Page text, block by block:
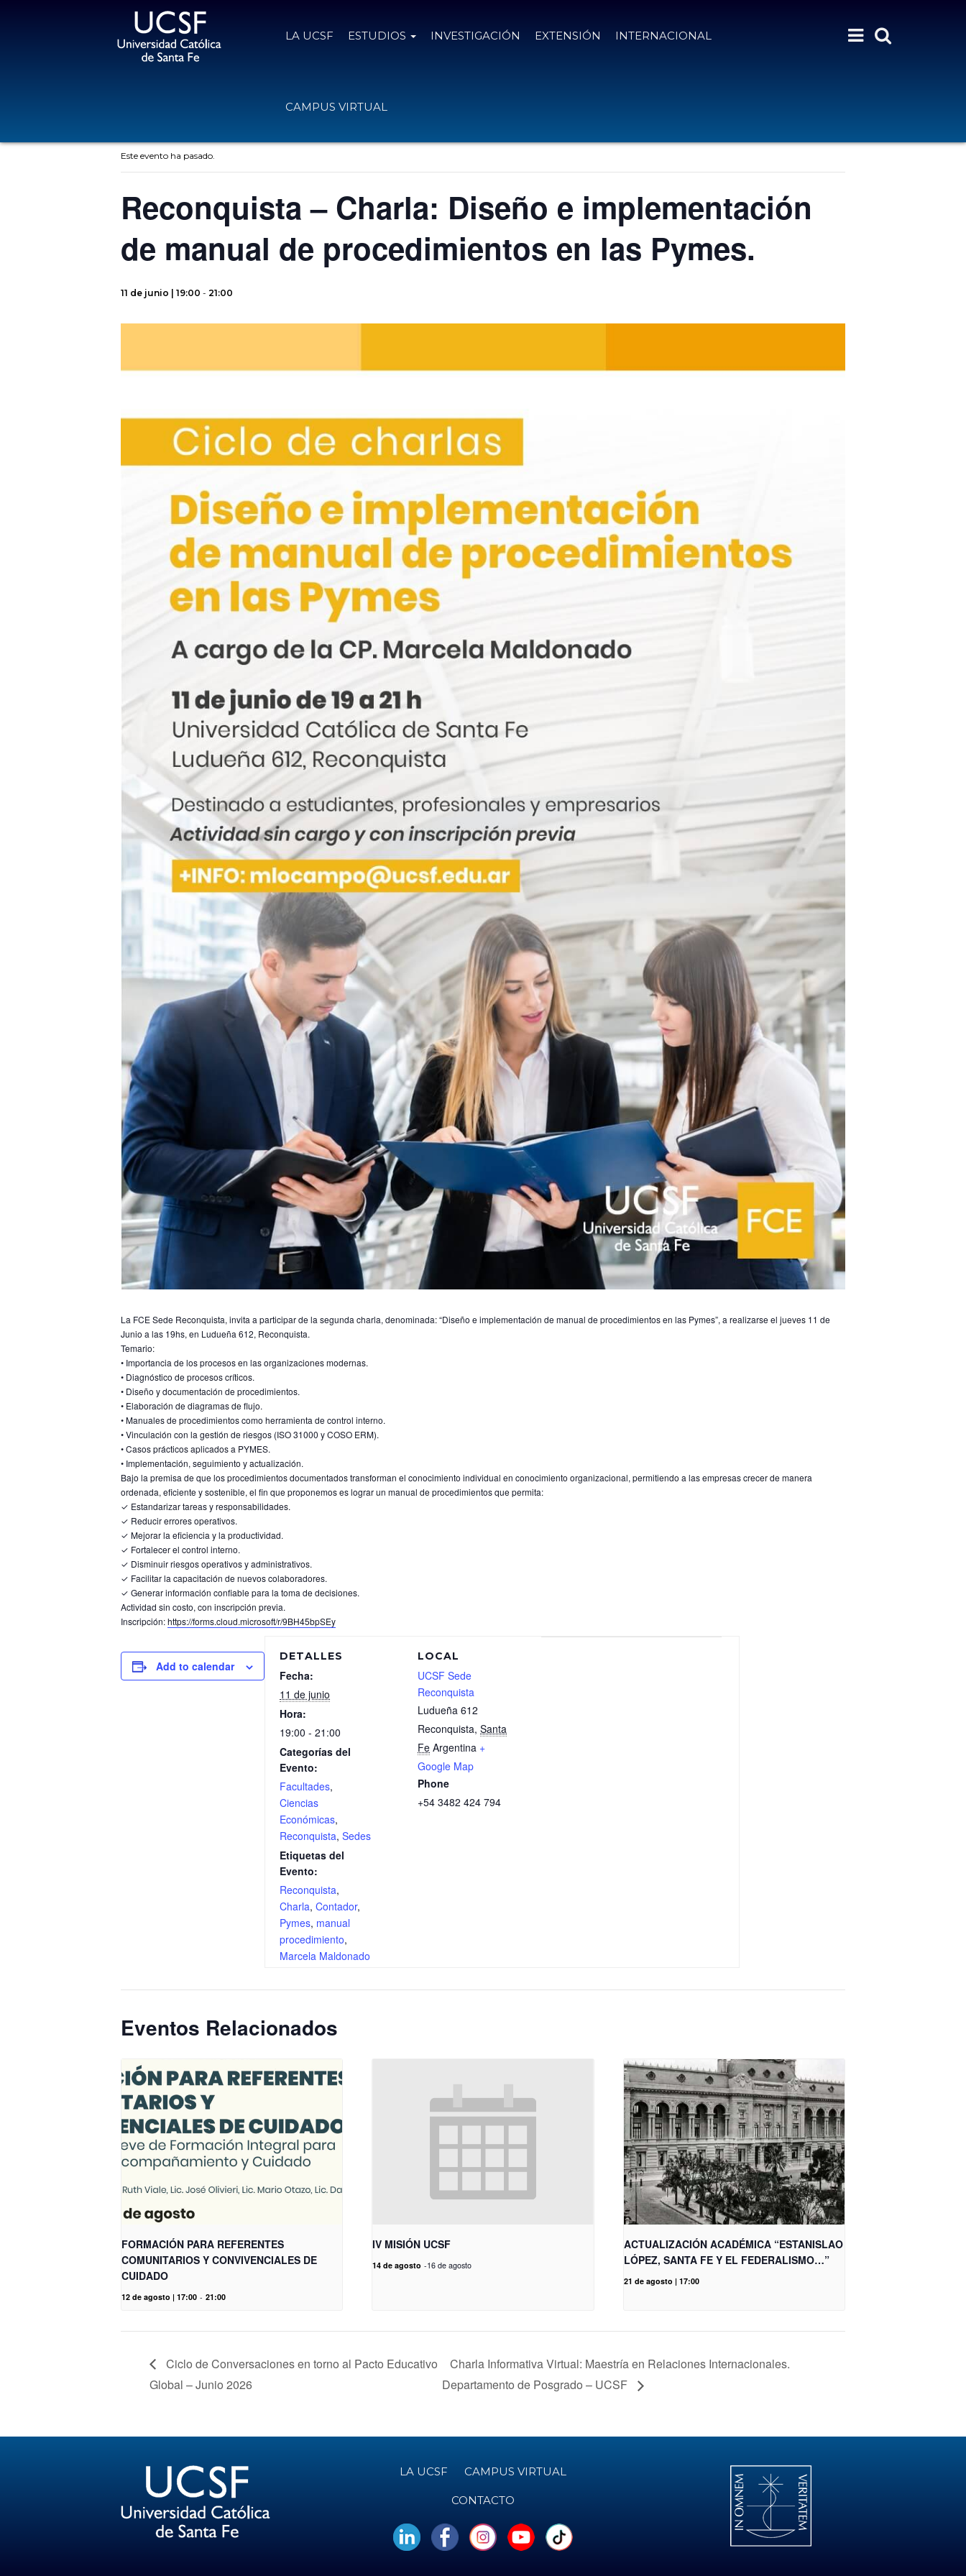
LA UCSF ESTUDIOS INVESTIGACIÓN EXTENSIÓN INTERNACIONAL
CAMPUS VIRTUAL
Este evento ha pasado.
Reconquista – Charla: Diseño e implementación
de manual de procedimientos en las Pymes.
11 de junio | 19:00 - 21:00
La FCE Sede Reconquista, invita a participar de la segunda charla, denominada: “Diseño e implementación de manual de procedimientos en las Pymes”, a realizarse el jueves 11 de
Junio a las 19hs, en Ludueña 612, Reconquista.
Temario:
• Importancia de los procesos en las organizaciones modernas.
• Diagnóstico de procesos críticos.
• Diseño y documentación de procedimientos.
• Elaboración de diagramas de flujo.
• Manuales de procedimientos como herramienta de control interno.
• Vinculación con la gestión de riesgos (ISO 31000 y COSO ERM).
• Casos prácticos aplicados a PYMES.
• Implementación, seguimiento y actualización.
Bajo la premisa de que los procedimientos documentados transforman el conocimiento individual en conocimiento organizacional, permitiendo a las empresas crecer de manera
ordenada, eficiente y sostenible, el fin que proponemos es lograr un manual de procedimientos que permita:
✓ Estandarizar tareas y responsabilidades.
✓ Reducir errores operativos.
✓ Mejorar la eficiencia y la productividad.
✓ Fortalecer el control interno.
✓ Disminuir riesgos operativos y administrativos.
✓ Facilitar la capacitación de nuevos colaboradores.
✓ Generar información confiable para la toma de decisiones.
Actividad sin costo, con inscripción previa.
Inscripción:https://forms.cloud.microsoft/r/9BH45bpSEy
Add to calendar
DETALLES
Fecha:
11 de junio
Hora:
19:00 - 21:00
Categorías del
Evento:
Facultades,
Ciencias
Económicas,
Reconquista, Sedes
Etiquetas del
Evento:
Reconquista,
Charla, Contador,
Pymes, manual
procedimiento,
Marcela Maldonado
LOCAL
UCSF Sede
Reconquista
Ludueña 612
Reconquista, Santa
Fe Argentina +
Google Map
Phone
+54 3482 424 794
Eventos Relacionados
FORMACIÓN PARA REFERENTES
COMUNITARIOS Y CONVIVENCIALES DE
CUIDADO
12 de agosto | 17:00 - 21:00
IV MISIÓN UCSF
14 de agosto -16 de agosto
ACTUALIZACIÓN ACADÉMICA “ESTANISLAO
LÓPEZ, SANTA FE Y EL FEDERALISMO…”
21 de agosto | 17:00
Ciclo de Conversaciones en torno al Pacto Educativo
Global – Junio 2026
Charla Informativa Virtual: Maestría en Relaciones Internacionales.
Departamento de Posgrado – UCSF
LA UCSF CAMPUS VIRTUAL
CONTACTO